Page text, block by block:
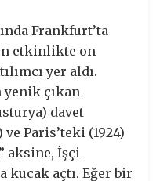
Frankfurt’ta
etkinlikte on
yer aldı.
yenik çıkan
davet
Paris’teki (1924)
aksine, İşçi
kucak açtı. Eğer bir